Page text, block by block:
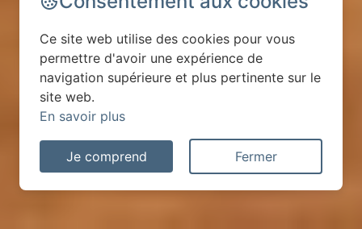
Ce site web utilise des cookies pour vous
permettre d'avoir une expérience de
navigation supérieure et plus pertinente sur le
site web.
En savoir plus
Je comprend Fermer